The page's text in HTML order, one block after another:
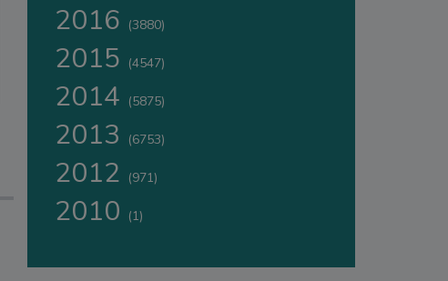
2016 (3880)
2015 (4547)
2014 (5875)
2013 (6753)
2012 (971)
2010 (1)